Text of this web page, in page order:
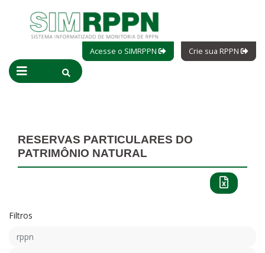
Acesse o SIMRPPN Crie sua RPPN
RESERVAS PARTICULARES DO
PATRIMÔNIO NATURAL
Filtros